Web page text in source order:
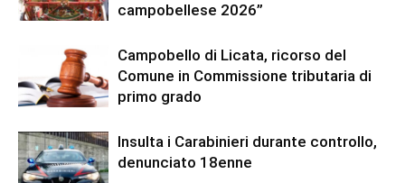
campobellese 2026”
Campobello di Licata, ricorso del
Comune in Commissione tributaria di
primo grado
Insulta i Carabinieri durante controllo,
denunciato 18enne